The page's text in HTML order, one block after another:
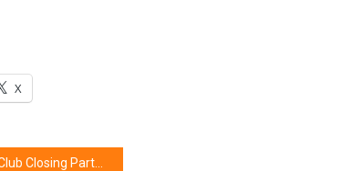
X
Sunday Club Closing Party….